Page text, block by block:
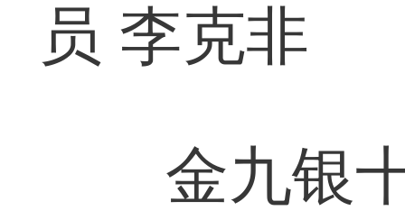
员 李克非
金九银十